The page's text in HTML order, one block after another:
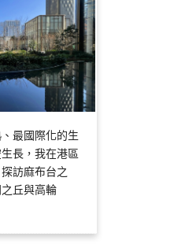
最國際化的生
長，我在港區
訪麻布台之
丘與高輪